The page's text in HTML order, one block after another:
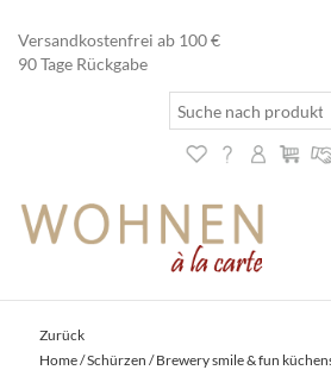
Versandkostenfrei ab 100 €
90 Tage Rückgabe
Zurück
Home/Schürzen / Brewery smile & fun